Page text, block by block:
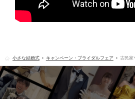
小さな結婚式 キャンペーン・ブライダルフェア 古民家